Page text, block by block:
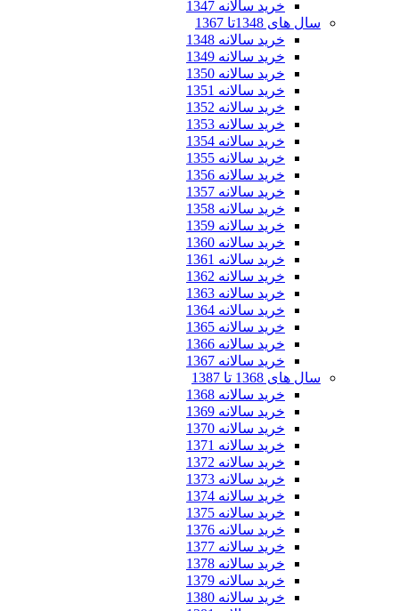
خرید سالانه 1347
سال های 1348تا 1367
خرید سالانه 1348
خرید سالانه 1349
خرید سالانه 1350
خرید سالانه 1351
خرید سالانه 1352
خرید سالانه 1353
خرید سالانه 1354
خرید سالانه 1355
خرید سالانه 1356
خرید سالانه 1357
خرید سالانه 1358
خرید سالانه 1359
خرید سالانه 1360
خرید سالانه 1361
خرید سالانه 1362
خرید سالانه 1363
خرید سالانه 1364
خرید سالانه 1365
خرید سالانه 1366
خرید سالانه 1367
سال های 1368 تا 1387
خرید سالانه 1368
خرید سالانه 1369
خرید سالانه 1370
خرید سالانه 1371
خرید سالانه 1372
خرید سالانه 1373
خرید سالانه 1374
خرید سالانه 1375
خرید سالانه 1376
خرید سالانه 1377
خرید سالانه 1378
خرید سالانه 1379
خرید سالانه 1380